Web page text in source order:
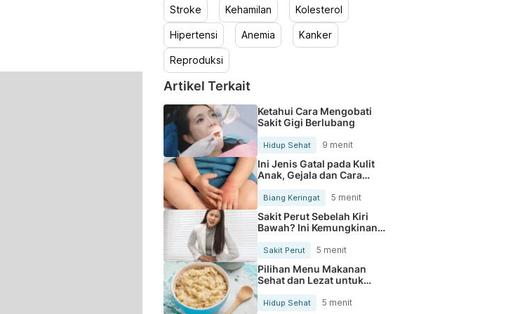
Stroke Kehamilan Kolesterol
Hipertensi Anemia Kanker
Reproduksi
Artikel Terkait
Ketahui Cara Mengobati
Sakit Gigi Berlubang
Hidup Sehat 9 menit
Ini Jenis Gatal pada Kulit
Anak, Gejala dan Cara
Mengobatinya
Biang Keringat 5 menit
Sakit Perut Sebelah Kiri
Bawah? Ini Kemungkinan
Sakit Perut 5 menit
Pilihan Menu Makanan
Sehat dan Lezat untuk
Mengurangi Kolesterol
Hidup Sehat 5 menit